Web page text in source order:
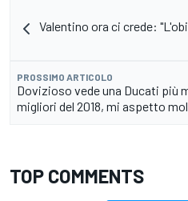
Valentino ora ci crede:
PROSSIMO ARTICOLO
Dovizioso vede una Ducati più
migliori del 2018, mi aspetto
TOP COMMENTS